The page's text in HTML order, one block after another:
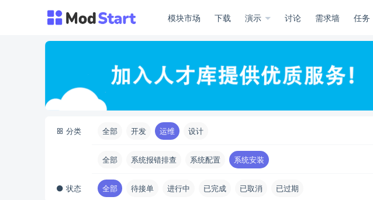
模块市场 下载 演示 讨论 需求墙 任务
分类 全部 开发 运维 设计
全部 系统报错排查 系统配置 系统安装
状态 全部 待接单 进行中 已完成 已取消 已过期